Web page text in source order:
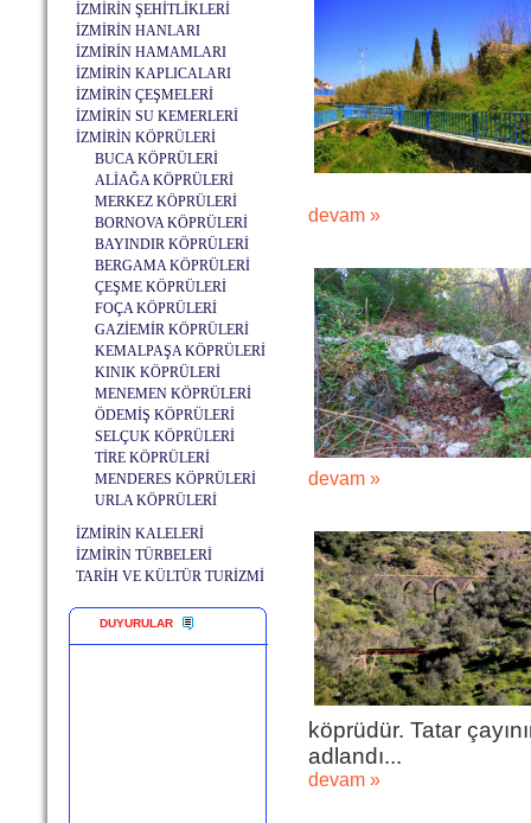
İZMİRİN ŞEHİTLİKLERİ
İZMİRİN HANLARI
İZMİRİN HAMAMLARI
İZMİRİN KAPLICALARI
İZMİRİN ÇEŞMELERİ
İZMİRİN SU KEMERLERİ
İZMİRİN KÖPRÜLERİ
BUCA KÖPRÜLERİ
ALİAĞA KÖPRÜLERİ
MERKEZ KÖPRÜLERİ
BORNOVA KÖPRÜLERİ
BAYINDIR KÖPRÜLERİ
BERGAMA KÖPRÜLERİ
ÇEŞME KÖPRÜLERİ
FOÇA KÖPRÜLERİ
GAZİEMİR KÖPRÜLERİ
KEMALPAŞA KÖPRÜLERİ
KINIK KÖPRÜLERİ
MENEMEN KÖPRÜLERİ
ÖDEMİŞ KÖPRÜLERİ
SELÇUK KÖPRÜLERİ
TİRE KÖPRÜLERİ
MENDERES KÖPRÜLERİ
URLA KÖPRÜLERİ
İZMİRİN KALELERİ
İZMİRİN TÜRBELERİ
TARİH VE KÜLTÜR TURİZMİ
DUYURULAR
devam »
devam »
köprüdür. Tatar
adlandı...
devam »